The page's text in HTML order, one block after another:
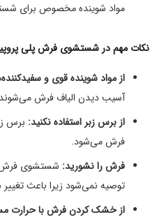
مواد شوینده مخصوص برای
نکات مهم در شستشوی فرش پلی
از مواد شوینده قوی و
آسیب دیدن الیاف فرش
از برس زبر استفاده نکنید: برس
فرش می‌شود.
فرش را نشورید: شستشوی فرش
توصیه نمی‌شود زیرا باعث
از خشک کردن فرش با حرارت